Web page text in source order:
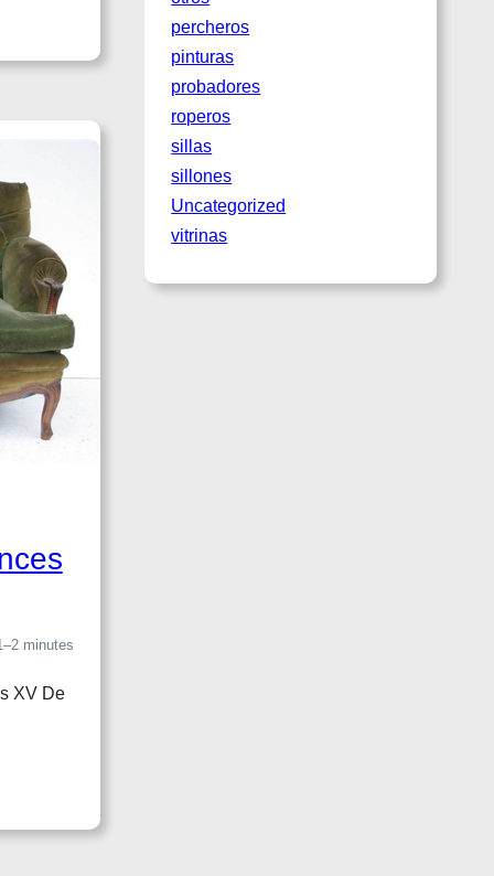
minutes
XV De
percheros
pinturas
probadores
roperos
sillas
sillones
Uncategorized
vitrinas